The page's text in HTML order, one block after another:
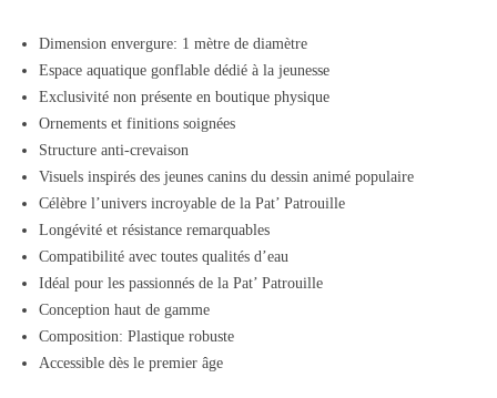
Dimension envergure: 1 mètre de diamètre
Espace aquatique gonflable dédié à la jeunesse
Exclusivité non présente en boutique physique
Ornements et finitions soignées
Structure anti-crevaison
Visuels inspirés des jeunes canins du dessin animé populaire
Célèbre l’univers incroyable de la Pat’ Patrouille
Longévité et résistance remarquables
Compatibilité avec toutes qualités d’eau
Idéal pour les passionnés de la Pat’ Patrouille
Conception haut de gamme
Composition: Plastique robuste
Accessible dès le premier âge